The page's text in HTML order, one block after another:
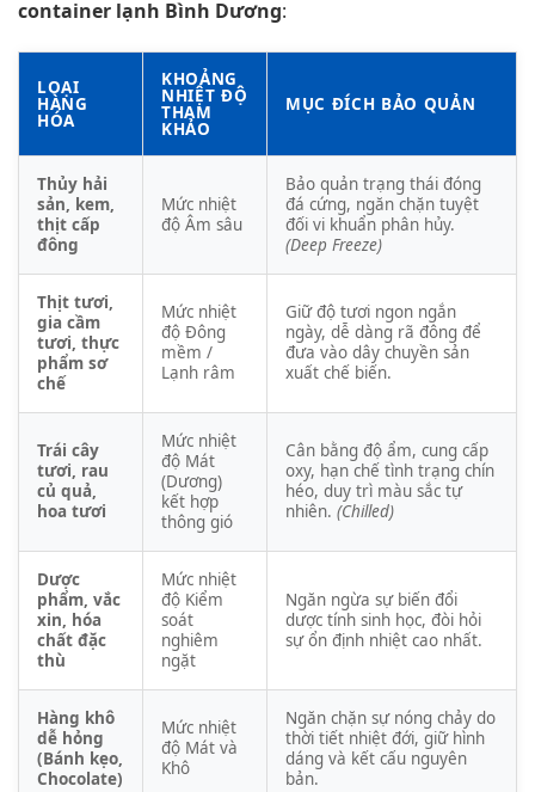
container lạnh Bình Dương:
LOẠI
HÀNG
HÓA
KHOẢNG
NHIỆT ĐỘ
THAM
KHẢO
MỤC ĐÍCH BẢO QUẢN
Thủy hải
sản, kem,
thịt cấp
đông
Mức nhiệt
độ Âm sâu
Bảo quản trạng thái đóng
đá cứng, ngăn chặn tuyệt
đối vi khuẩn phân hủy.
(Deep Freeze)
Thịt tươi,
gia cầm
tươi, thực
phẩm sơ
chế
Mức nhiệt
độ Đông
mềm /
Lạnh râm
Giữ độ tươi ngon ngắn
ngày, dễ dàng rã đông để
đưa vào dây chuyền sản
xuất chế biến.
Trái cây
tươi, rau
củ quả,
hoa tươi
Mức nhiệt
độ Mát
(Dương)
kết hợp
thông gió
Cân bằng độ ẩm, cung cấp
oxy, hạn chế tình trạng chín
héo, duy trì màu sắc tự
nhiên. (Chilled)
Dược
phẩm, vắc
xin, hóa
chất đặc
thù
Mức nhiệt
độ Kiểm
soát
nghiêm
ngặt
Ngăn ngừa sự biến đổi
dược tính sinh học, đòi hỏi
sự ổn định nhiệt cao nhất.
Hàng khô
dễ hỏng
(Bánh kẹo,
Chocolate)
Mức nhiệt
độ Mát và
Khô
Ngăn chặn sự nóng chảy do
thời tiết nhiệt đới, giữ hình
dáng và kết cấu nguyên
bản.